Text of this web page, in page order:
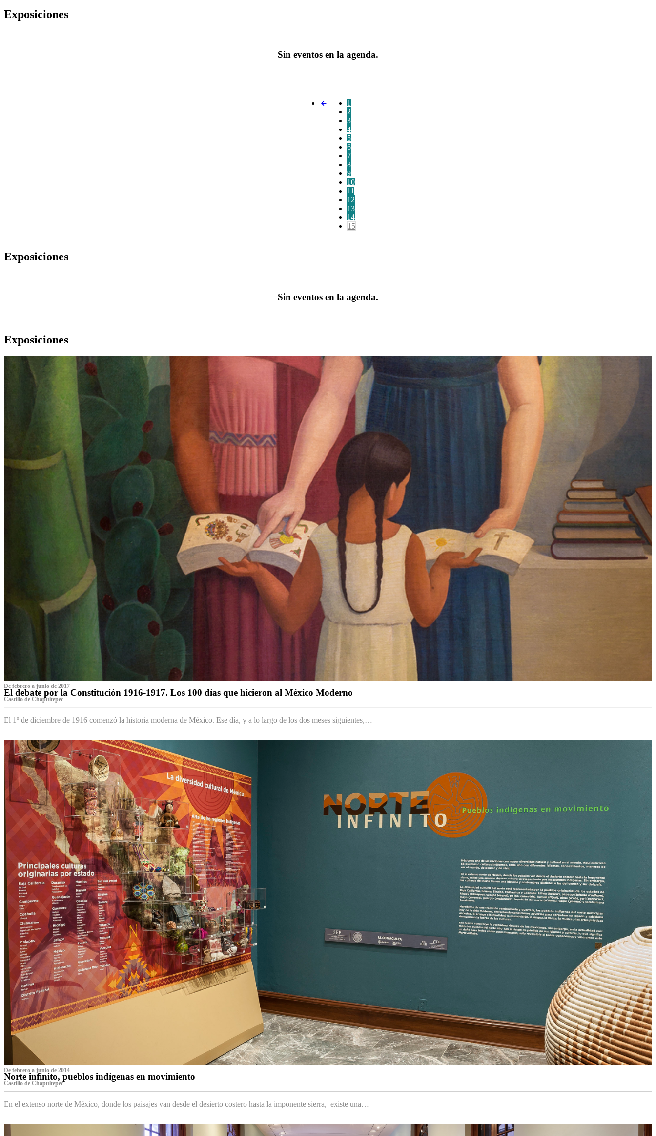
Exposiciones
Sin eventos en la agenda.
1
2
3
4
5
6
7
8
9
10
11
12
13
14
15
Exposiciones
Sin eventos en la agenda.
Exposiciones
De febrero a junio de 2017
El debate por la Constitución 1916-1917. Los 100 días que hicieron al México Moderno
Castillo de Chapultepec
El 1º de diciembre de 1916 comenzó la historia moderna de México. Ese día, y a lo largo de los dos meses siguientes,…
De febrero a junio de 2014
Norte infinito, pueblos indígenas en movimiento
Castillo de Chapultepec
En el extenso norte de México, donde los paisajes van desde el desierto costero hasta la imponente sierra, existe una…